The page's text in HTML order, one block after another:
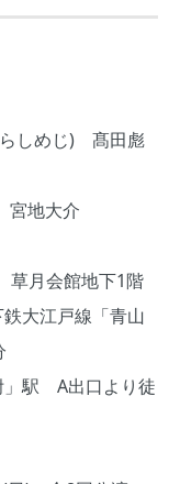
しめじ) 髙田彪
地大介
月会館地下1階
大江戸線「青山
」駅 A出口より徒